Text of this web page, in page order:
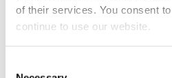
of their services. You consent
continue to use our website.
L’emballage